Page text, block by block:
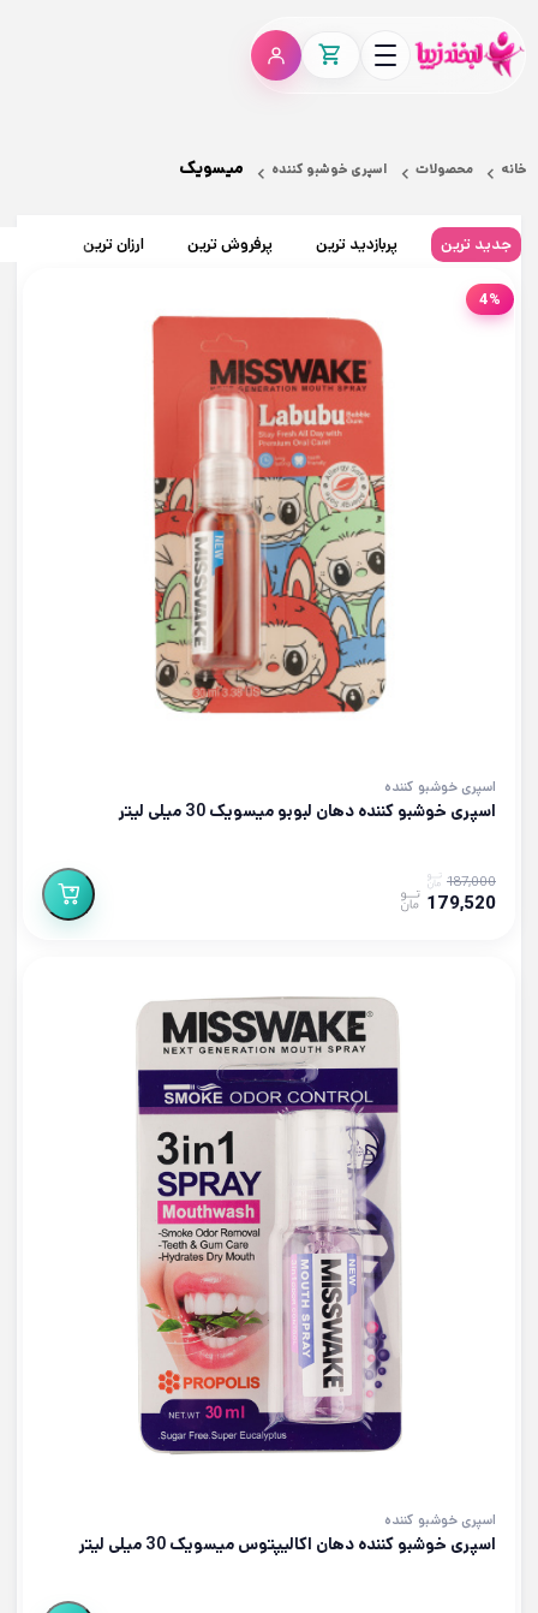
خانه محصولات اسپری خوشبو کننده میسویک
جدید ترین پربازدید ترین پرفروش ترین ارزان ترین
4%
اسپری خوشبو کننده
اسپری خوشبو کننده دهان لبوبو میسویک 30 میلی لیتر
187,000
179,520
اسپری خوشبو کننده
اسپری خوشبو کننده دهان اکالیپتوس میسویک 30 میلی لیتر